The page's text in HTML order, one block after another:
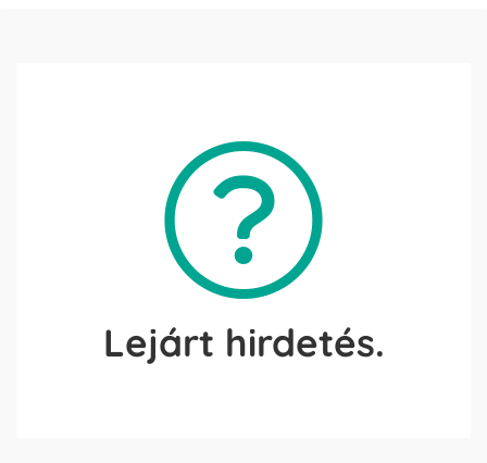
Lejárt hirdetés.